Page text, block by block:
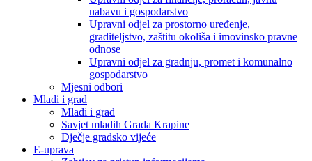
nabavu i gospodarstvo
Upravni odjel za prostorno uređenje,
graditeljstvo, zaštitu okoliša i imovinsko pravne
odnose
Upravni odjel za gradnju, promet i komunalno
gospodarstvo
Mjesni odbori
Mladi i grad
Mladi i grad
Savjet mladih Grada Krapine
Dječje gradsko vijeće
E-uprava